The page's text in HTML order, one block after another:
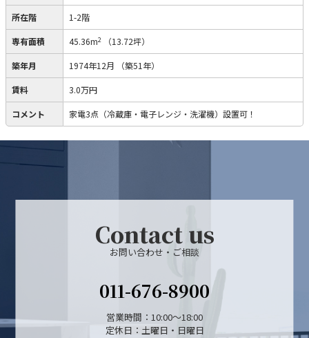
所在階 1-2階
専有面積 45.36m2 （13.72坪）
築年月 1974年12月 （築51年）
賃料 3.0万円
コメント 家電3点（冷蔵庫・電子レンジ・洗濯機）設置可！
Contact us
お問い合わせ・ご相談
011-676-8900
営業時間：10:00～18:00
定休日：土曜日・日曜日